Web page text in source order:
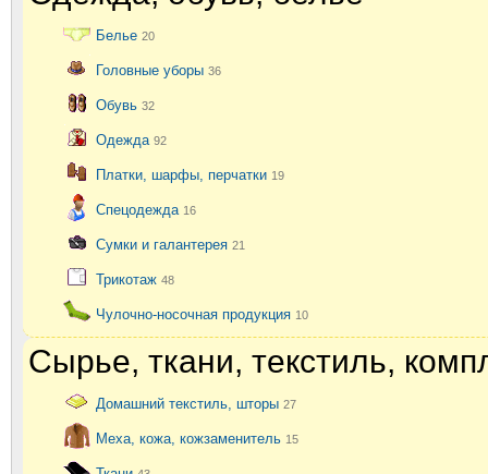
Белье 20
Головные уборы 36
Обувь 32
Одежда 92
Платки, шарфы, перчатки 19
Спецодежда 16
Сумки и галантерея 21
Трикотаж 48
Чулочно-носочная продукция 10
Сырье, ткани, текстиль,
Домашний текстиль, шторы 27
Меха, кожа, кожзаменитель 15